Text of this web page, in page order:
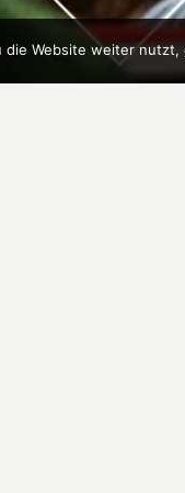
die Website weiter